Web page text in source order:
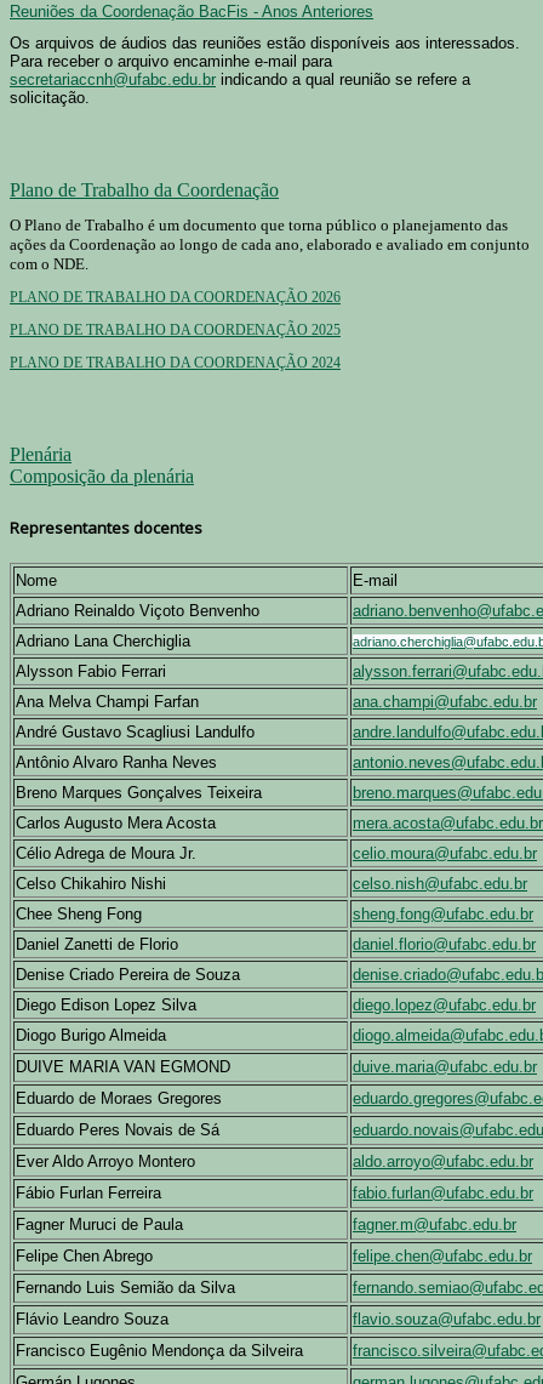
Reuniões da Coordenação BacFis - Anos Anteriores
Os arquivos de áudios das reuniões estão disponíveis aos interessados.
Para receber o arquivo encaminhe e-mail para
secretariaccnh@ufabc.edu.br indicando a qual reunião se refere a
solicitação.
Plano de Trabalho da Coordenação
O Plano de Trabalho é um documento que torna público o planejamento das
ações da Coordenação ao longo de cada ano, elaborado e avaliado em conjunto
com o NDE.
PLANO DE TRABALHO DA COORDENAÇÃO 2026
PLANO DE TRABALHO DA COORDENAÇÃO 2025
PLANO DE TRABALHO DA COORDENAÇÃO 2024
Plenária
Composição da plenária
Representantes docentes
Nome
E-mail
Adriano Reinaldo Viçoto Benvenho
Adriano Lana Cherchiglia
Alysson Fabio Ferrari
Ana Melva Champi Farfan
ana.champi@ufabc.edu.br
André Gustavo Scagliusi Landulfo
Antônio Alvaro Ranha Neves
Breno Marques Gonçalves Teixeira
Carlos Augusto Mera Acosta
mera.acosta@ufabc.edu.br
Célio Adrega de Moura Jr.
celio.moura@ufabc.edu.br
Celso Chikahiro Nishi
celso.nish@ufabc.edu.br
Chee Sheng Fong
sheng.fong@ufabc.edu.br
Daniel Zanetti de Florio
daniel.florio@ufabc.edu.br
Denise Criado Pereira de Souza
Diego Edison Lopez Silva
diego.lopez@ufabc.edu.br
Diogo Burigo Almeida
DUIVE MARIA VAN EGMOND
duive.maria@ufabc.edu.br
Eduardo de Moraes Gregores
Eduardo Peres Novais de Sá
Ever Aldo Arroyo Montero
aldo.arroyo@ufabc.edu.br
Fábio Furlan Ferreira
fabio.furlan@ufabc.edu.br
Fagner Muruci de Paula
fagner.m@ufabc.edu.br
Felipe Chen Abrego
felipe.chen@ufabc.edu.br
Fernando Luis Semião da Silva
Flávio Leandro Souza
flavio.souza@ufabc.edu.br
Francisco Eugênio Mendonça da Silveira